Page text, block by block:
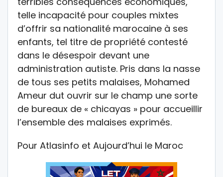
telle incapacité pour couples mixtes
d’offrir sa nationalité marocaine à ses
enfants, tel titre de propriété contesté
dans le désespoir devant une
administration autiste. Pris dans la nasse
de tous ses petits malaises, Mohamed
Ameur dut ouvrir sur le champ une sorte
de bureaux de « chicayas » pour accueillir
l’ensemble des malaises exprimés.
Pour Atlasinfo et Aujourd’hui le Maroc